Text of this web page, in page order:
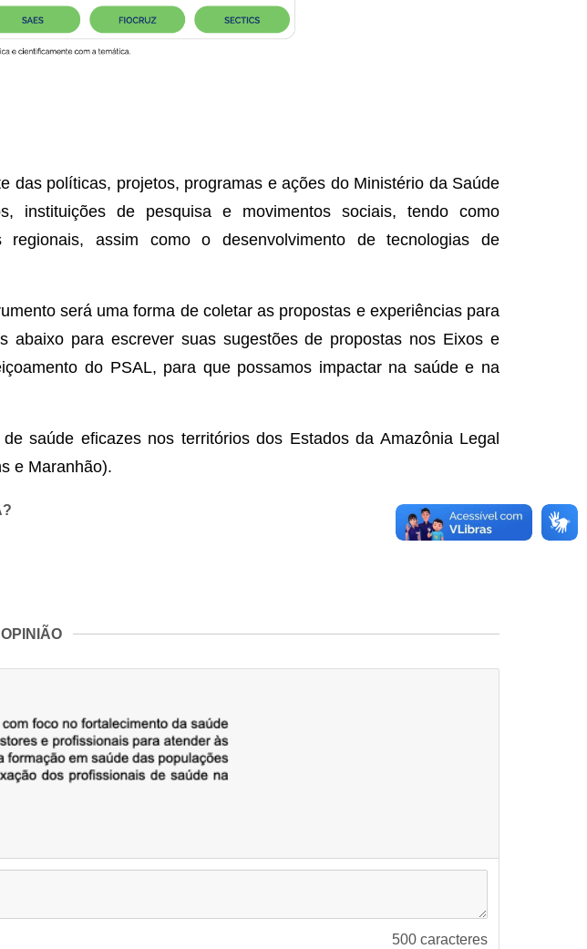
das políticas, projetos, programas e ações do Ministério da Saúde
instituições de pesquisa e movimentos sociais, tendo como
assim como o desenvolvimento de tecnologias de
será uma forma de coletar as propostas eexperiências para
abaixo para escrever suas sugestões de propostas nos Eixos e
do PSAL, para que possamos impactar na saúde e na
saúde eficazes nos territórios dos Estados da Amazônia Legal
e Maranhão).
500caracteres